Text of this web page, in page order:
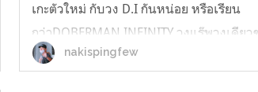
เกะตัวใหม่ กับวง D.I กันหน่อย หรือเรียน
กว่าDOBERMAN INFINITY วงแร๊พวงเดียว
ค่าย LDH ซึ่งวันนี้มาในเพลงAno Hi no
nakispingfew